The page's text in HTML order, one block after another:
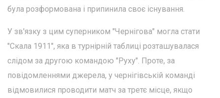
була розформована і припинила своє існування.
У зв'язку з цим суперником "Чернігова" могла стати
"Скала 1911", яка в турнірній таблиці розташувалася
слідом за другою командою "Руху". Проте, за
повідомленнями джерела, у чернігівській команді
відмовилися проводити матч за третє місце, якщо